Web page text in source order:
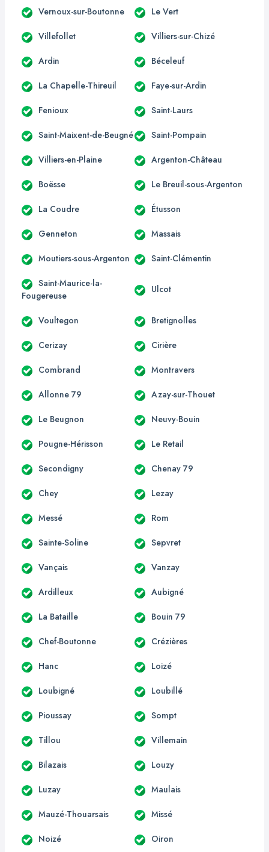
Vernoux-sur-Boutonne Le Vert
Villefollet Villiers-sur-Chizé
Ardin Béceleuf
La Chapelle-Thireuil Faye-sur-Ardin
Fenioux Saint-Laurs
Saint-Maixent-de-Beugné Saint-Pompain
Villiers-en-Plaine Argenton-Château
Boësse Le Breuil-sous-Argenton
La Coudre Étusson
Genneton Massais
Moutiers-sous-Argenton Saint-Clémentin
Saint-Maurice-la-
Fougereuse
Ulcot
Voultegon Bretignolles
Cerizay Cirière
Combrand Montravers
Allonne 79 Azay-sur-Thouet
Le Beugnon Neuvy-Bouin
Pougne-Hérisson Le Retail
Secondigny Chenay 79
Chey Lezay
Messé Rom
Sainte-Soline Sepvret
Vançais Vanzay
Ardilleux Aubigné
La Bataille Bouin 79
Chef-Boutonne Crézières
Hanc Loizé
Loubigné Loubillé
Pioussay Sompt
Tillou Villemain
Bilazais Louzy
Luzay Maulais
Mauzé-Thouarsais Missé
Noizé Oiron